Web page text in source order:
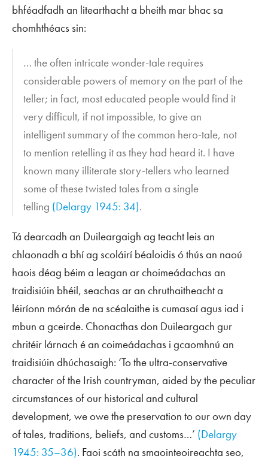
bhféadfadh an litearthacht a bheith mar bhac sa
chomhthéacs sin:
… the often intricate wonder-tale requires
considerable powers of memory on the part of the
teller; in fact, most educated people would find it
very difficult, if not impossible, to give an
intelligent summary of the common hero-tale, not
to mention retelling it as they had heard it. I have
known many illiterate story-tellers who learned
some of these twisted tales from a single
telling (Delargy 1945: 34).
Tá dearcadh an Duileargaigh ag teacht leis an
chlaonadh a bhí ag scoláirí béaloidis ó thús an naoú
haois déag béim a leagan ar choimeádachas an
traidisiúin bhéil, seachas ar an chruthaitheacht a
léiríonn mórán de na scéalaithe is cumasaí agus iad i
mbun a gceirde. Chonacthas don Duileargach gur
chritéir lárnach é an coimeádachas i gcaomhnú an
traidisiúin dhúchasaigh: ‘To the ultra-conservative
character of the Irish countryman, aided by the peculiar
circumstances of our historical and cultural
development, we owe the preservation to our own day
of tales, traditions, beliefs, and customs…’ (Delargy
1945: 35–36). Faoi scáth na smaointeoireachta seo,